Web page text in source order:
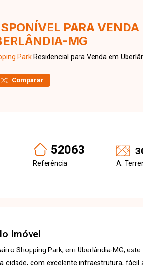
PARA
MG
Park Residencial para Venda em
Comparar
52063
Referência A.
Imóvel
Shopping Park, em Uberlândia-MG,
cidade, com excelente infraestrutura, fácil